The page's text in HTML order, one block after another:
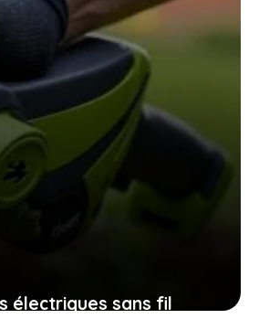
électriques sans fil